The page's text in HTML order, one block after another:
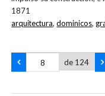
1871
arquitectura,dominicos,
de 124